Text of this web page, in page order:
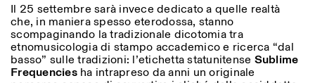
visite@istitutosvizzero.it
Animals are not permitted
Il 25 settembre sarà invece dedicato a quelle realtà
che, in maniera spesso eterodossa, stanno
scompaginando la tradizionale dicotomia tra
etnomusicologia di stampo accademico e ricerca “dal
basso” sulle tradizioni: l’etichetta statunitense Sublime
Frequenciesha intrapreso da anni un originale